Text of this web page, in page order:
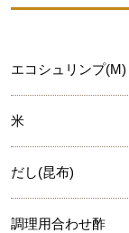
エコシュリンプ(M)
米
だし(昆布)
調理用合わせ酢